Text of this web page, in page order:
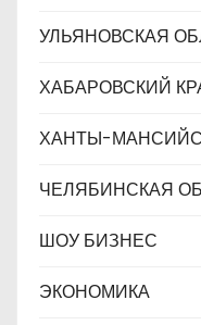
УЛЬЯНОВСКАЯ
ХАБАРОВСКИЙ
ХАНТЫ-
ЧЕЛЯБИНСКАЯ
ШОУ БИЗНЕС
ЭКОНОМИКА